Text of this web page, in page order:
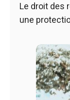
Le droit des
une